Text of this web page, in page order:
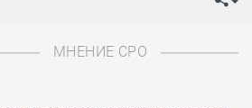
флага Российской Федерации
МНЕНИЕ СРО